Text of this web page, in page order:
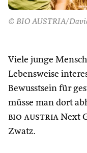
© BIO AUSTRIA/
Viele junge
Lebensweise
Bewusstsein für
müsse man dort
bio austria Next
Zwatz.